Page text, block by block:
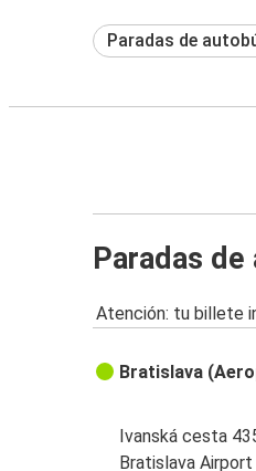
Paradas de
Paradas
Atención: tu billete
Bratislava
Ivanská cesta
Bratislava Airport